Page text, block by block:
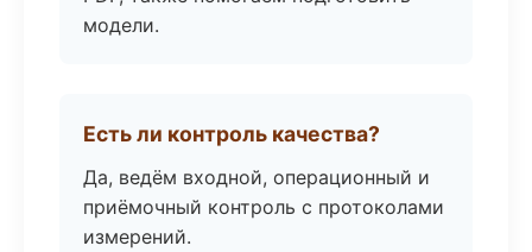
модели.
Есть ли контроль качества?
Да, ведём входной, операционный и
приёмочный контроль с протоколами
измерений.